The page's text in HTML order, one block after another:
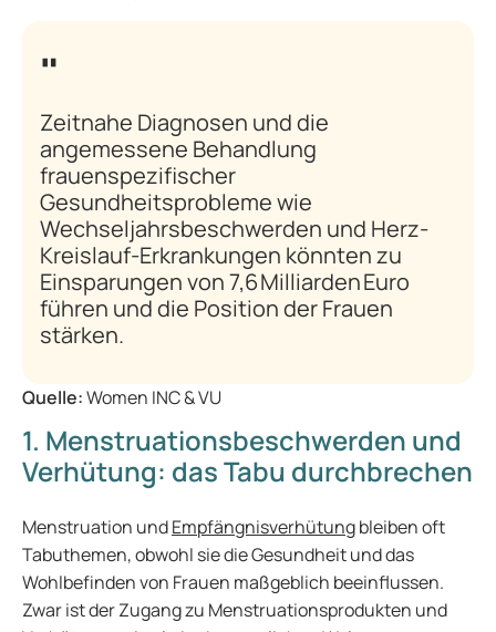
Zeitnahe Diagnosen und die
angemessene Behandlung
frauenspezifischer
Gesundheitsprobleme wie
Wechseljahrsbeschwerden und Herz-
Kreislauf-Erkrankungen könnten zu
Einsparungen von 7,6 Milliarden Euro
führen und die Position der Frauen
stärken.
Quelle:Women INC & VU
1. Menstruationsbeschwerden und
Verhütung: das Tabu durchbrechen
Menstruation undEmpfängnisverhütungbleiben oft
Tabuthemen, obwohl sie die Gesundheit und das
Wohlbefinden von Frauen maßgeblich beeinflussen.
Zwar ist der Zugang zu Menstruationsprodukten und